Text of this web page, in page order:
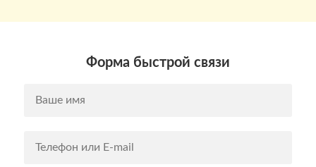
Форма быстрой связи